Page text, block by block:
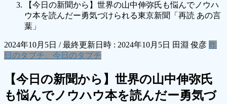
【今日の新聞から】世界の山中伸弥氏も悩んでノウハ
ウ本を読んだー勇気づけられる東京新聞「再読 あの言
葉」
2024年10月5日 / 最終更新日時 : 2024年10月5日 田淵 俊彦 昨
日のタブチ、今日のタブチ
【今日の新聞から】世界の山中伸弥氏
も悩んでノウハウ本を読んだー勇気づ